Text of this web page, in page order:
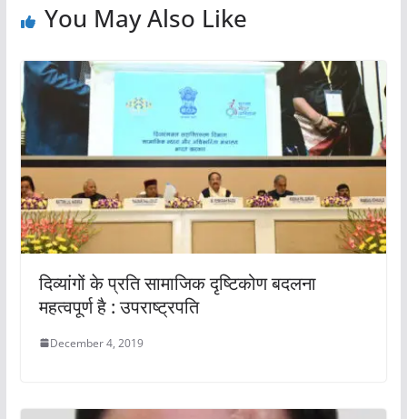
You May Also Like
दिव्‍यांगों के प्रति सामाजिक दृष्टिकोण बदलना
महत्वपूर्ण है : उपराष्‍ट्रपति
December 4, 2019